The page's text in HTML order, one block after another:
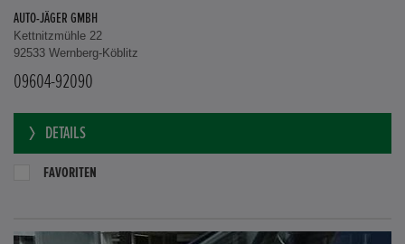
AUTO-JÄGER GMBH
Kettnitzmühle 22
92533 Wernberg-Köblitz
09604-92090
DETAILS
FAVORITEN